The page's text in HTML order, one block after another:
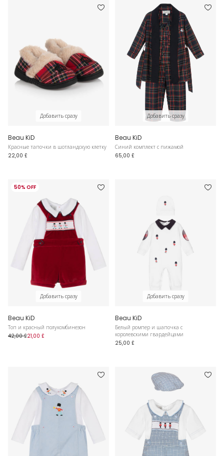
Добавить сразу
Beau KiD
Красные тапочки в шотландскую клетку
22,00 £
Добавить сразу
Beau KiD
Синий комплект с пижамой
65,00 £
50% OFF
Добавить сразу
Beau KiD
Топ и красный полукомбинезон
42,00 £21,00 £
Добавить сразу
Beau KiD
Белый ромпер и шапочка с
королевскими гвардейцами
25,00 £